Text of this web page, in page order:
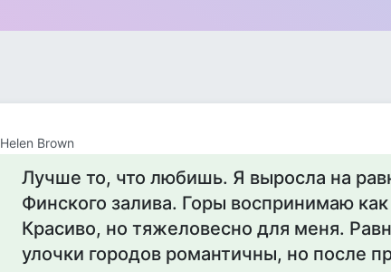
Helen Brown
Лучше то, что любишь. Я выросла на
Финского залива. Горы воспринимаю
Красиво, но тяжеловесно для меня.
улочки городов романтичны, но после